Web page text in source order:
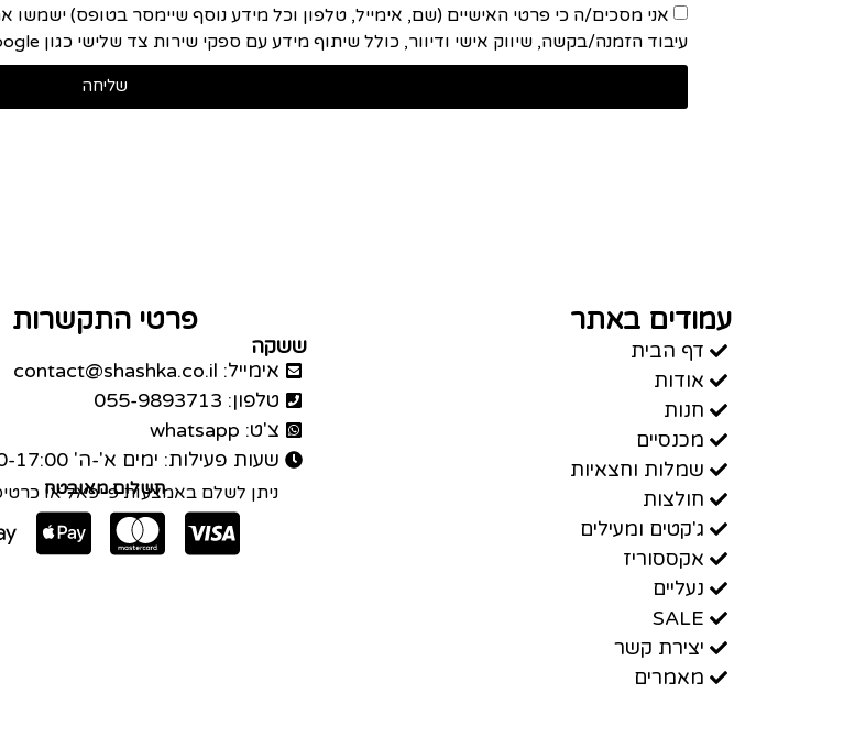
אני מסכים/ה כי פרטי האישיים (שם, אימייל, טלפון וכל מידע נוסף שיימסר בטופס) ישמשו
עיבוד הזמנה/בקשה, שיווק אישי ודיוור, כולל שיתוף מידע עם ספקי שירות צד שלישי כגון Google ו-Meta, בהתאם ל
שליחה
עמודים באתר
דף הבית
אודות
חנות
מכנסיים
שמלות וחצאיות
חולצות
ג'קטים ומעילים
אקססוריז
נעליים
SALE
יצירת קשר
מאמרים
פרטי התקשרות
ששקה
אימייל: contact@shashka.co.il
טלפון: 055-9893713
צ'ט: whatsapp
שעות פעילות: ימים א'-ה' 10:00-17:00
תשלום מאובטח
ניתן לשלם באמצעות פייפאל או